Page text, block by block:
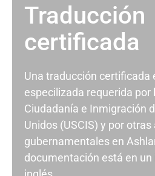
Traducción
certificada
Una traducción certificada
especilizada requerida por
Ciudadanía e Inmigración
Unidos (USCIS) y por
gubernamentales en
documentación está en un